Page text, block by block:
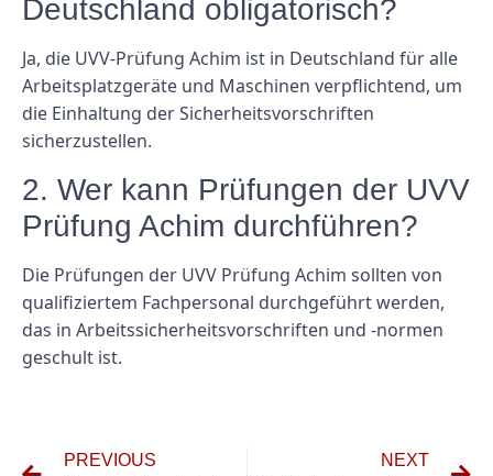
Deutschland obligatorisch?
Ja, die UVV-Prüfung Achim ist in Deutschland für alle
Arbeitsplatzgeräte und Maschinen verpflichtend, um
die Einhaltung der Sicherheitsvorschriften
sicherzustellen.
2. Wer kann Prüfungen der UVV
Prüfung Achim durchführen?
Die Prüfungen der UVV Prüfung Achim sollten von
qualifiziertem Fachpersonal durchgeführt werden,
das in Arbeitssicherheitsvorschriften und -normen
geschult ist.
PREVIOUS NEXT